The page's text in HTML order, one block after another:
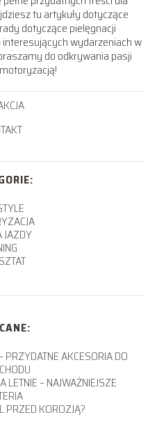
tu artykuły dotyczące
dotyczące pielęgnacji
wydarzeniach w
do odkrywania pasji
JAZDY
PRZYDATNE AKCESORIA DO
LETNIE – NAJWAŻNIEJSZE
PRZED KOROZJĄ?